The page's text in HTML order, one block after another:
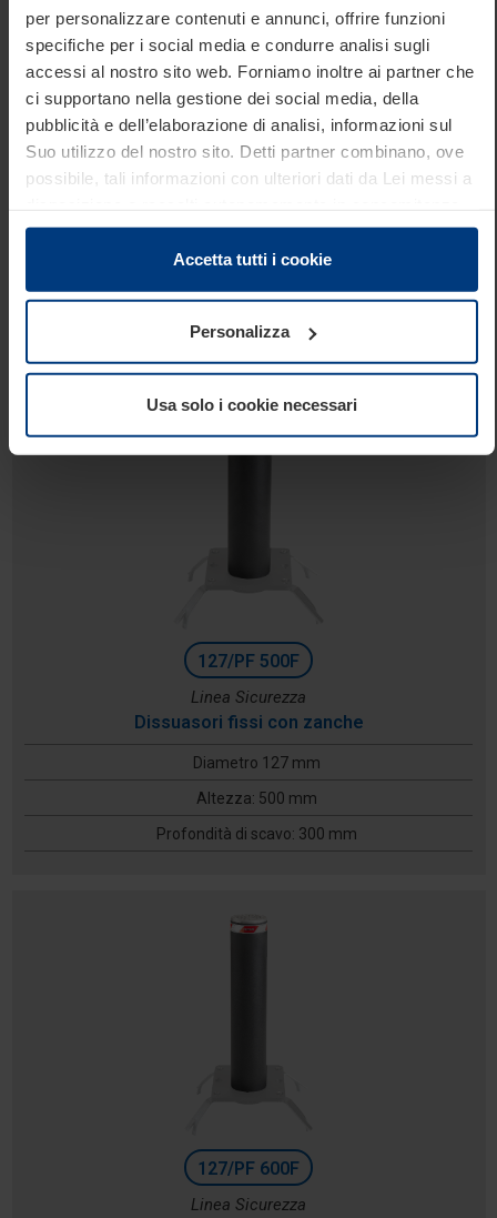
per personalizzare contenuti e annunci, offrire funzioni
specifiche per i social media e condurre analisi sugli
accessi al nostro sito web. Forniamo inoltre ai partner che
ci supportano nella gestione dei social media, della
pubblicità e dell’elaborazione di analisi, informazioni sul
Suo utilizzo del nostro sito. Detti partner combinano, ove
possibile, tali informazioni con ulteriori dati da Lei messi a
con il Suo impiego dei servizi offerti.
Le disposizioni di legge ci autorizzano a salvare i cookie
sul Suo dispositivo in tutti quei casi in cui essi sono
sito. Per tutti gli altri tipi di cookie, necessitiamo del Suo
consenso. Lei ha comunque facoltà di modificare o
Accetta tutti i cookie
Personalizza
Usa solo i cookie necessari
127/P 800A
Linea Sicurezza
Diametro 127 mm
Altezza: 800 mm
Profondità di scavo: 1400 mm
127/PF 500F
Linea Sicurezza
Dissuasori fissi con zanche
Diametro 127 mm
Altezza: 500 mm
Profondità di scavo: 300 mm
127/PF 600F
Linea Sicurezza